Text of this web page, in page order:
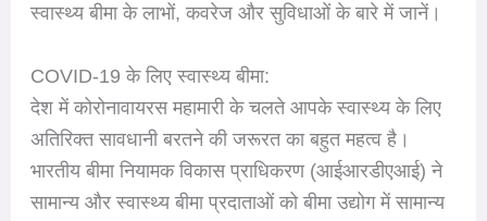
स्वास्थ्य बीमा के लाभों, कवरेज और सुविधाओं के बारे में जानें।
COVID-19 के लिए स्वास्थ्य बीमा:
देश में कोरोनावायरस महामारी के चलते आपके स्वास्थ्य के लिए
अतिरिक्त सावधानी बरतने की जरूरत का बहुत महत्व है।
भारतीय बीमा नियामक विकास प्राधिकरण (आईआरडीएआई) ने
सामान्य और स्वास्थ्य बीमा प्रदाताओं को बीमा उद्योग में सामान्य